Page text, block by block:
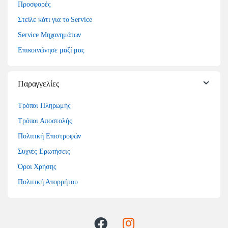
Προσφορές
Στείλε κάτι για το Service
Service Μηχανημάτων
Επικοινώνησε μαζί μας
Παραγγελίες
Τρόποι Πληρωμής
Τρόποι Αποστολής
Πολιτική Επιστροφών
Συχνές Ερωτήσεις
Όροι Χρήσης
Πολιτική Απορρήτου